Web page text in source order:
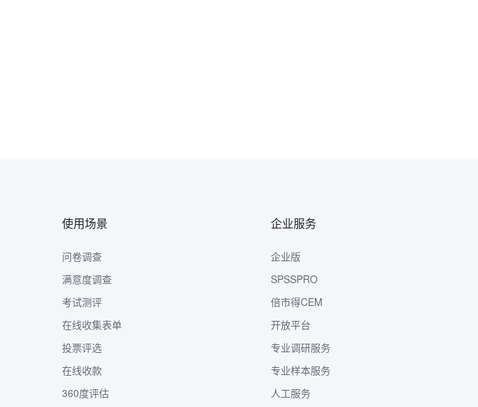
使用场景
问卷调查
满意度调查
考试测评
在线收集表单
投票评选
在线收款
360度评估
企业服务
企业版
SPSSPRO
倍市得CEM
开放平台
专业调研服务
专业样本服务
人工服务